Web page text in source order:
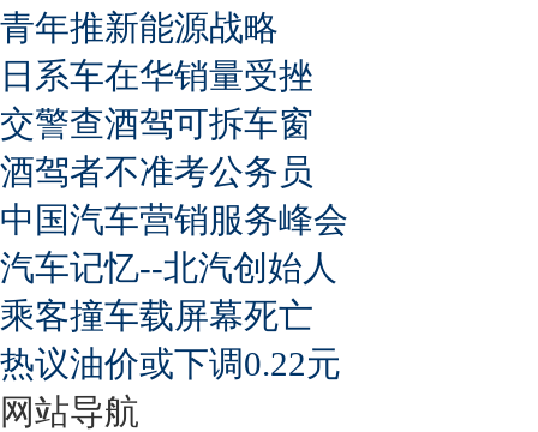
青年推新能源战略
日系车在华销量受挫
交警查酒驾可拆车窗
酒驾者不准考公务员
中国汽车营销服务峰会
汽车记忆--北汽创始人
乘客撞车载屏幕死亡
热议油价或下调0.22元
网站导航